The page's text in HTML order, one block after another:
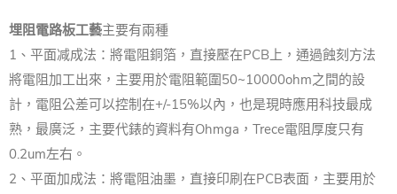
埋阻電路板工藝主要有兩種
1、平面减成法：將電阻銅箔，直接壓在PCB上，通過蝕刻方法
將電阻加工出來，主要用於電阻範圍50~10000ohm之間的設
計，電阻公差可以控制在+/-15%以內，也是現時應用科技最成
熟，最廣泛，主要代錶的資料有Ohmga，Trece電阻厚度只有
0.2um左右。
2、平面加成法：將電阻油墨，直接印刷在PCB表面，主要用於